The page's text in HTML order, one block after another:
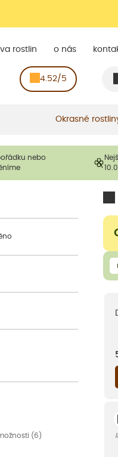
rostlin o nás
4.52/5
Okrasné
nebo
(6)